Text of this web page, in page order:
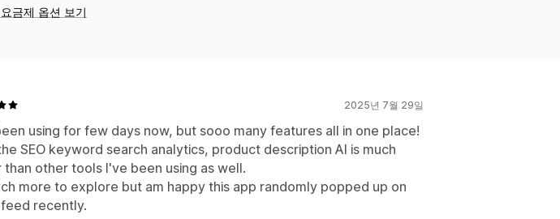
금제 옵션 보기
2025년 7월 29일
using for few days now, but sooo many features all in one place!
SEO keyword search analytics, product description AI is much
other tools I've been using as well.
more to explore but am happy this app randomly popped up on
feed recently.